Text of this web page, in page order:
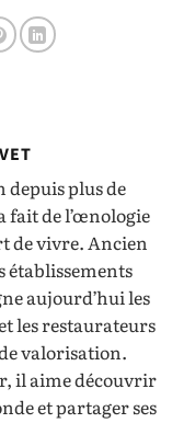
depuis plus de
fait de l’œnologie
de vivre. Ancien
établissements
aujourd’hui les
les restaurateurs
valorisation.
il aime découvrir
et partager ses